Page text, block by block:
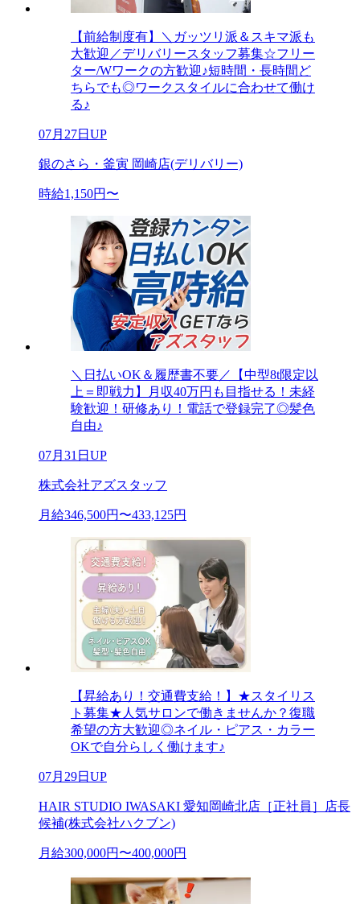
【前給制度有】＼ガッツリ派＆スキマ派も
大歓迎／デリバリースタッフ募集☆フリー
ター/Wワークの方歓迎♪短時間・長時間ど
ちらでも◎ワークスタイルに合わせて働け
る♪
07月27日UP
銀のさら・釜寅 岡崎店(デリバリー)
時給1,150円〜
＼日払いOK＆履歴書不要／【中型8t限定以
上＝即戦力】月収40万円も目指せる！未経
験歓迎！研修あり！電話で登録完了◎髪色
自由♪
07月31日UP
株式会社アズスタッフ
月給346,500円〜433,125円
【昇給あり！交通費支給！】★スタイリス
ト募集★人気サロンで働きませんか？復職
希望の方大歓迎◎ネイル・ピアス・カラー
OKで自分らしく働けます♪
07月29日UP
HAIR STUDIO IWASAKI 愛知岡崎北店［正社員］店長
候補(株式会社ハクブン)
月給300,000円〜400,000円